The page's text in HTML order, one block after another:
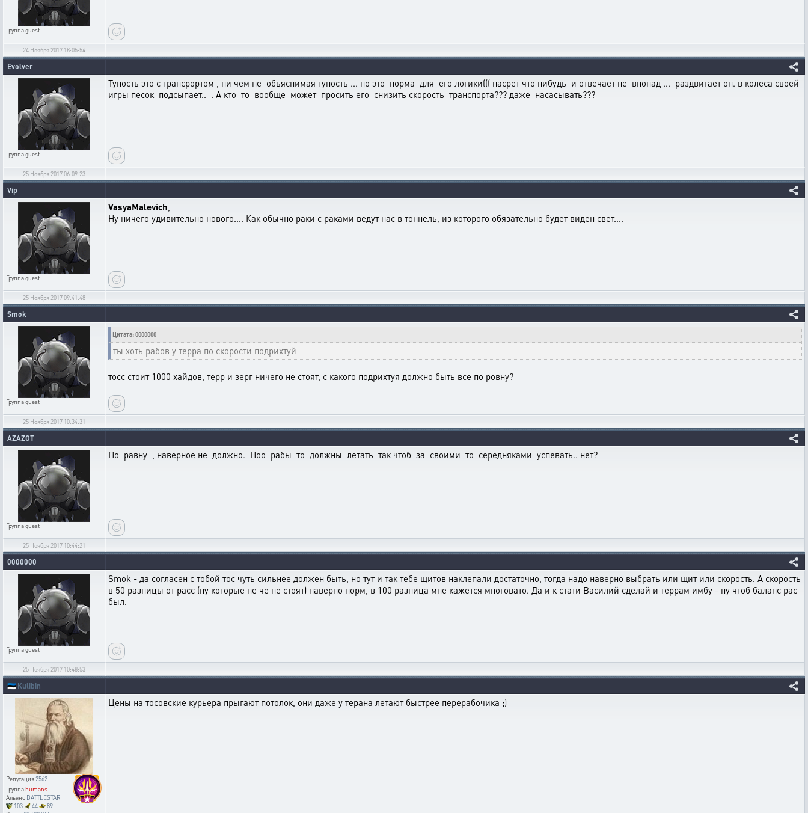
Группаguest
24 Ноября 2017 18:05:54
Evolver
Группаguest
Тупость это с трансрортом , ни чем не обьяснимая тупость ... но это норма для его логики((( насрет что нибудь и отвечает не впопад ... раздвигает он. в колеса своей
игры песок подсыпает.. . А кто то вообще может просить его снизить скорость транспорта??? даже насасывать???
25 Ноября 2017 06:09:23
Vip
Группаguest
VasyaMalevich,
Ну ничего удивительно нового.... Как обычно раки с раками ведут нас в тоннель, из которого обязательно будет виден свет....
25 Ноября 2017 09:41:48
Smok
Группаguest
Цитата: 0000000
ты хоть рабов у терра по скорости подрихтуй
тосс стоит 1000 хайдов, терр и зерг ничего не стоят, с какого подрихтуя должно быть все по ровну?
25 Ноября 2017 10:34:31
AZAZOT
Группаguest
По равну , наверное не должно. Ноо рабы то должны летать так чтоб за своими то середняками успевать.. нет?
25 Ноября 2017 10:44:21
0000000
Группаguest
Smok - да согласен с тобой тос чуть сильнее должен быть, но тут и так тебе щитов наклепали достаточно, тогда надо наверно выбрать или щит или скорость. А скорость
в 50 разницы от расс (ну которые не че не стоят) наверно норм, в 100 разница мне кажется многовато. Да и к стати Василий сделай и террам имбу - ну чтоб баланс рас
был.
25 Ноября 2017 10:48:53
🇪🇪 Kulibin
Репутация2562
Группаhumans
Альянс BATTLESTAR
103
44
89
Цены на тосовские курьера прыгают потолок, они даже у терана летают быстрее перерабочика ;)